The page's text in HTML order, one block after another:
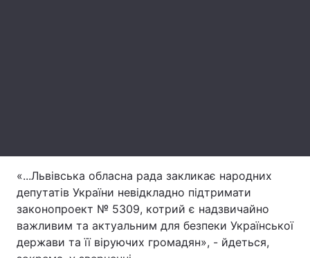
Інтерв'ю Думки
Архів Вакансії
Контакти
«...Львівська обласна рада закликає народних
депутатів України невідкладно підтримати
законопроект № 5309, котрий є надзвичайно
важливим та актуальним для безпеки Української
держави та її віруючих громадян», - йдеться,